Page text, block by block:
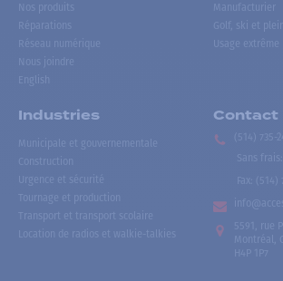
Nos produits
Réparations
Réseau numérique
Nous joindre
English
Manufacturier
Golf, ski et
Usage extrême
Industries
Municipale et gouvernementale
Construction
Urgence et sécurité
Tournage et production
Transport et transport scolaire
Location de radios et walkie-talkies
Contact
(514) 735-
Sans frais
Fax:
(514)
5591, rue
Montréal,
H4P 1P7